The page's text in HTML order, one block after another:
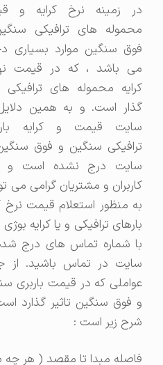
در زمینه نرخ کرایه و قیمت
محموله های ترافیکی سنگین و
فوق سنگین موارد بسیاری دخیل
می باشد ، که در قیمت نهایی
کرایه محموله های ترافیکی تاثیر
گذار است. و به همین دلایل در
سایت قیمت و کرایه بارهای
ترافیکی سنگین و فوق سنگین در
سایت درج نشده است و شما
کاربران و مشتریان گرامی می توانید
به منظور استعلام قیمت نرخ کرایه
بارهای ترافیکی و یا کرایه بوژی کش
با شماره تماس های درج شده در
سایت در تماس باشید. از جمله
عواملی که در قیمت باربری سنگین
و فوق سنگین تاثیر گذارد است به
شرح زیر است :
فاصله مبدا تا مقصد ( هر چه شهر